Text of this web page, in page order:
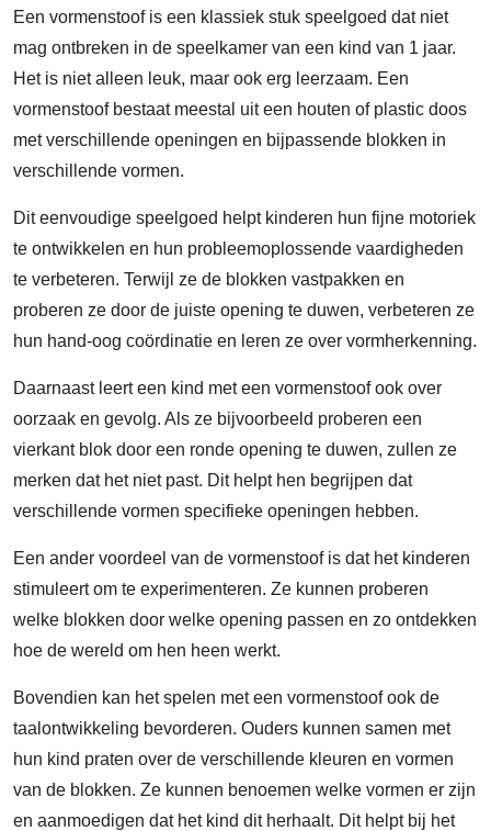
Een vormenstoof is een klassiek stuk speelgoed dat niet
mag ontbreken in de speelkamer van een kind van 1 jaar.
Het is niet alleen leuk, maar ook erg leerzaam. Een
vormenstoof bestaat meestal uit een houten of plastic doos
met verschillende openingen en bijpassende blokken in
verschillende vormen.
Dit eenvoudige speelgoed helpt kinderen hun fijne motoriek
te ontwikkelen en hun probleemoplossende vaardigheden
te verbeteren. Terwijl ze de blokken vastpakken en
proberen ze door de juiste opening te duwen, verbeteren ze
hun hand-oog coördinatie en leren ze over vormherkenning.
Daarnaast leert een kind met een vormenstoof ook over
oorzaak en gevolg. Als ze bijvoorbeeld proberen een
vierkant blok door een ronde opening te duwen, zullen ze
merken dat het niet past. Dit helpt hen begrijpen dat
verschillende vormen specifieke openingen hebben.
Een ander voordeel van de vormenstoof is dat het kinderen
stimuleert om te experimenteren. Ze kunnen proberen
welke blokken door welke opening passen en zo ontdekken
hoe de wereld om hen heen werkt.
Bovendien kan het spelen met een vormenstoof ook de
taalontwikkeling bevorderen. Ouders kunnen samen met
hun kind praten over de verschillende kleuren en vormen
van de blokken. Ze kunnen benoemen welke vormen er zijn
en aanmoedigen dat het kind dit herhaalt. Dit helpt bij het